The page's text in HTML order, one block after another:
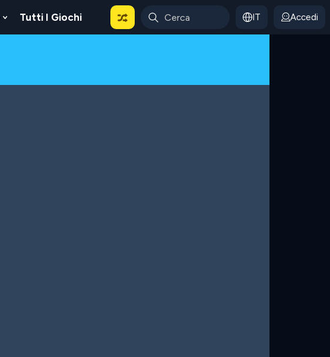
Show
Submenu
Tutti I Giochi IT Accedi